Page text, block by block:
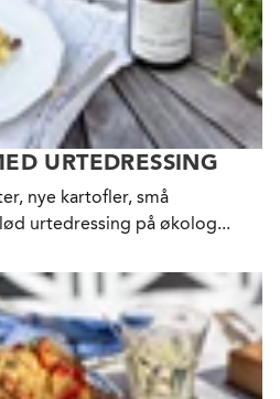
URTEDRESSING
nye kartofler, små
urtedressing på økolog...